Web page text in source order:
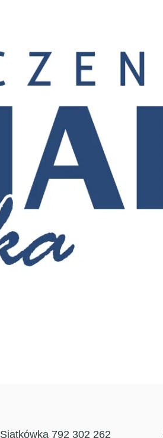
Siatkówka 792 302 262